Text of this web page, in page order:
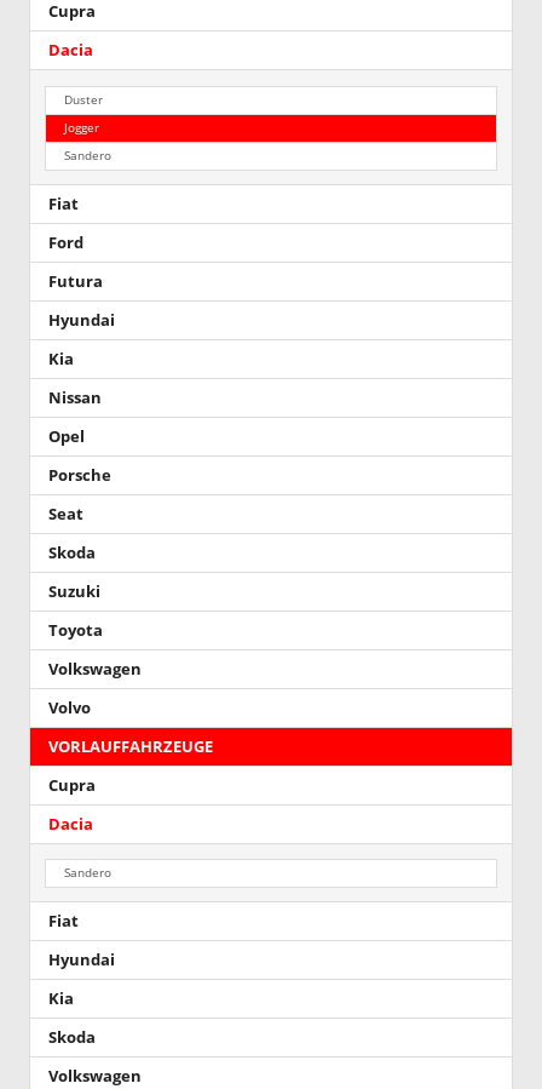
Cupra
Dacia
Duster
Jogger
Sandero
Fiat
Ford
Futura
Hyundai
Kia
Nissan
Opel
Porsche
Seat
Skoda
Suzuki
Toyota
Volkswagen
Volvo
VORLAUFFAHRZEUGE
Cupra
Dacia
Sandero
Fiat
Hyundai
Kia
Skoda
Volkswagen